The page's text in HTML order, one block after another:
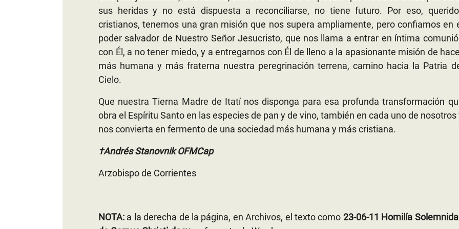
sus heridas y no está dispuesta a reconciliarse, no tiene futuro. Por eso,
cristianos, tenemos una gran misión que nos supera ampliamente, pero confiamos en
poder salvador de Nuestro Señor Jesucristo, que nos llama a entrar en íntima
con Él, a no tener miedo, y a entregarnos con Él de lleno a la apasionante misión de
más humana y más fraterna nuestra peregrinación terrena, camino hacia la Patria
Cielo.
Que nuestra Tierna Madre de Itatí nos disponga para esa profunda transformación
obra el Espíritu Santo en las especies de pan y de vino, también en cada uno de nosotros
nos convierta en fermento de una sociedad más humana y más cristiana.
†Andrés Stanovnik OFMCap
Arzobispo de Corrientes
NOTA: a la derecha de la página, en Archivos, el texto como 23-06-11 Homilía